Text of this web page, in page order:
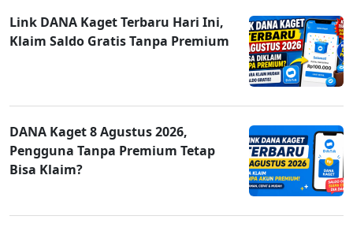
Link DANA Kaget Terbaru Hari Ini,
Klaim Saldo Gratis Tanpa Premium
DANA Kaget 8 Agustus 2026,
Pengguna Tanpa Premium Tetap
Bisa Klaim?